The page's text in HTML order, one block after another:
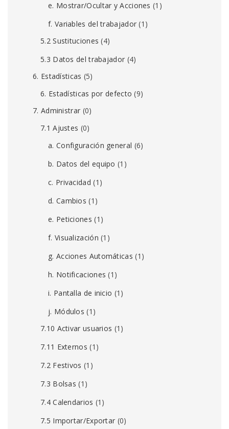
e. Mostrar/Ocultar y Acciones (1)
f. Variables del trabajador (1)
5.2 Sustituciones (4)
5.3 Datos del trabajador (4)
6. Estadísticas (5)
6. Estadísticas por defecto (9)
7. Administrar (0)
7.1 Ajustes (0)
a. Configuración general (6)
b. Datos del equipo (1)
c. Privacidad (1)
d. Cambios (1)
e. Peticiones (1)
f. Visualización (1)
g. Acciones Automáticas (1)
h. Notificaciones (1)
i. Pantalla de inicio (1)
j. Módulos (1)
7.10 Activar usuarios (1)
7.11 Externos (1)
7.2 Festivos (1)
7.3 Bolsas (1)
7.4 Calendarios (1)
7.5 Importar/Exportar (0)